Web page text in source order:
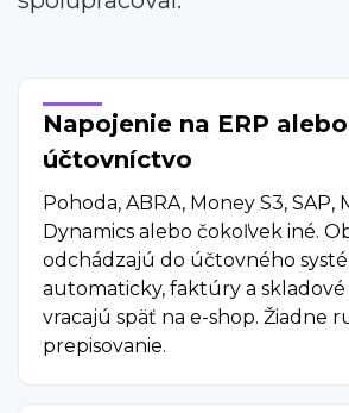
Napojenie na ERP alebo
účtovníctvo
Pohoda, ABRA, Money S3, SAP,
Dynamics alebo čokoľvek iné.
odchádzajú do účtovného
automaticky, faktúry a skladové
vracajú späť na e-shop. Žiadne
prepisovanie.